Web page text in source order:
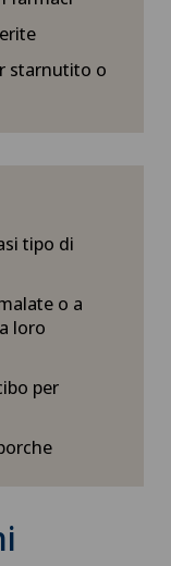
starnutito o
tipo di
o a
loro
per